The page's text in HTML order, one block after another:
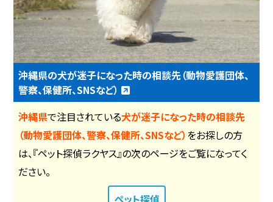
沖縄県の犬が迷子になった時の相談先（動物愛護団体、
警察、保健所、SNSなど）
沖縄県で注目されている犬が迷子になった時の相談先
（動物愛護団体、警察、保健所、SNSなど） をお探しの方
は、『ペット探偵ラクヤス』の次のページをご覧になってく
ださい。
ペット探偵